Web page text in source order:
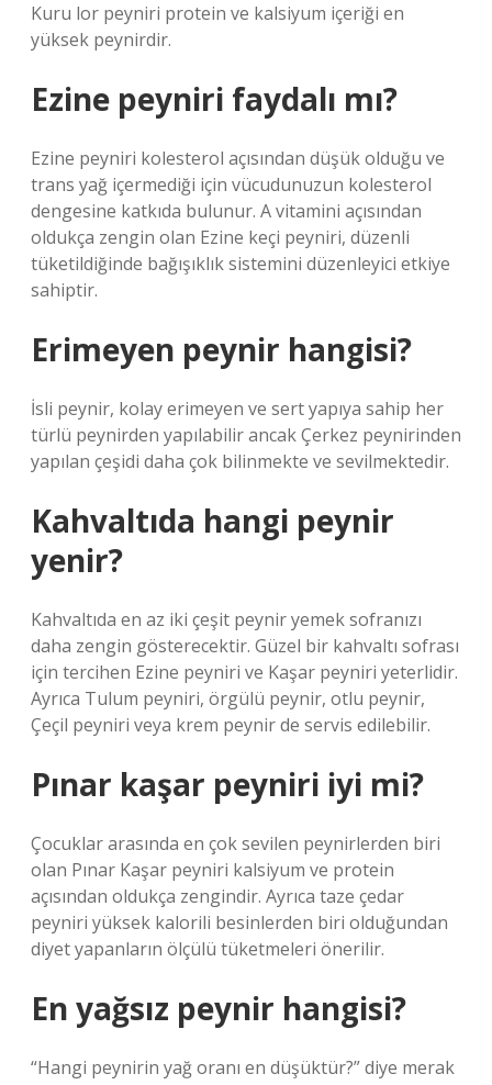
Kuru lor peyniri protein ve kalsiyum içeriği en
yüksek peynirdir.
Ezine peyniri faydalı mı?
Ezine peyniri kolesterol açısından düşük olduğu ve
trans yağ içermediği için vücudunuzun kolesterol
dengesine katkıda bulunur. A vitamini açısından
oldukça zengin olan Ezine keçi peyniri, düzenli
tüketildiğinde bağışıklık sistemini düzenleyici etkiye
sahiptir.
Erimeyen peynir hangisi?
İsli peynir, kolay erimeyen ve sert yapıya sahip her
türlü peynirden yapılabilir ancak Çerkez peynirinden
yapılan çeşidi daha çok bilinmekte ve sevilmektedir.
Kahvaltıda hangi peynir
yenir?
Kahvaltıda en az iki çeşit peynir yemek sofranızı
daha zengin gösterecektir. Güzel bir kahvaltı sofrası
için tercihen Ezine peyniri ve Kaşar peyniri yeterlidir.
Ayrıca Tulum peyniri, örgülü peynir, otlu peynir,
Çeçil peyniri veya krem ​​peynir de servis edilebilir.
Pınar kaşar peyniri iyi mi?
Çocuklar arasında en çok sevilen peynirlerden biri
olan Pınar Kaşar peyniri kalsiyum ve protein
açısından oldukça zengindir. Ayrıca taze çedar
peyniri yüksek kalorili besinlerden biri olduğundan
diyet yapanların ölçülü tüketmeleri önerilir.
En yağsız peynir hangisi?
“Hangi peynirin yağ oranı en düşüktür?” diye merak